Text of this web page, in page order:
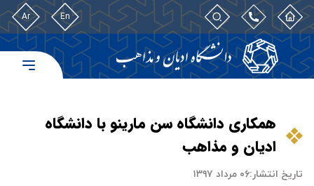
En
Ar
همکاری دانشگاه سن مارینو با دانشگاه
ادیان و مذاهب
تاریخ انتشار:۰۶ مرداد ۱۳۹۷